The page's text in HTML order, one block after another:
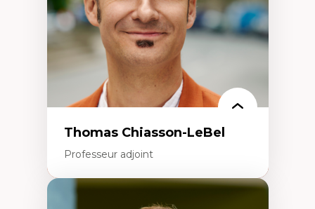
Coopératives
Télétravail en milieu rural francophone
Transition socio-écologique
Thomas Chiasson-LeBel
Professeur adjoint